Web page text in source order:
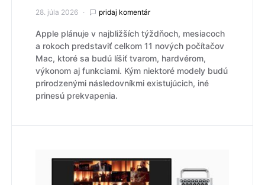
28. júla 2026 pridaj komentár
Apple plánuje v najbližších týždňoch, mesiacoch
a rokoch predstaviť celkom 11 nových počítačov
Mac, ktoré sa budú líšiť tvarom, hardvérom,
výkonom aj funkciami. Kým niektoré modely budú
prirodzenými následovníkmi existujúcich, iné
prinesú prekvapenia.